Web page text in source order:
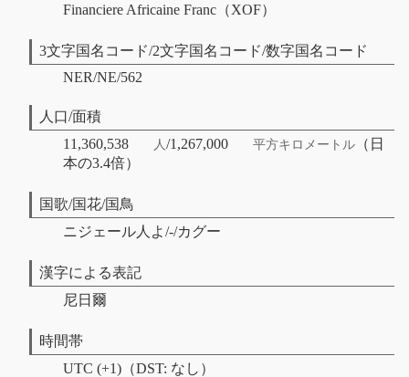
Financiere Africaine Franc（XOF）
3文字国名コード/2文字国名コード/数字国名コード
NER/NE/562
人口/面積
11,360,538
人 /1,267,000 平方キロメートル （日
本の3.4倍）
国歌/国花/国鳥
ニジェール人よ/-/カグー
漢字による表記
尼日爾
時間帯
UTC (+1)（DST: なし）